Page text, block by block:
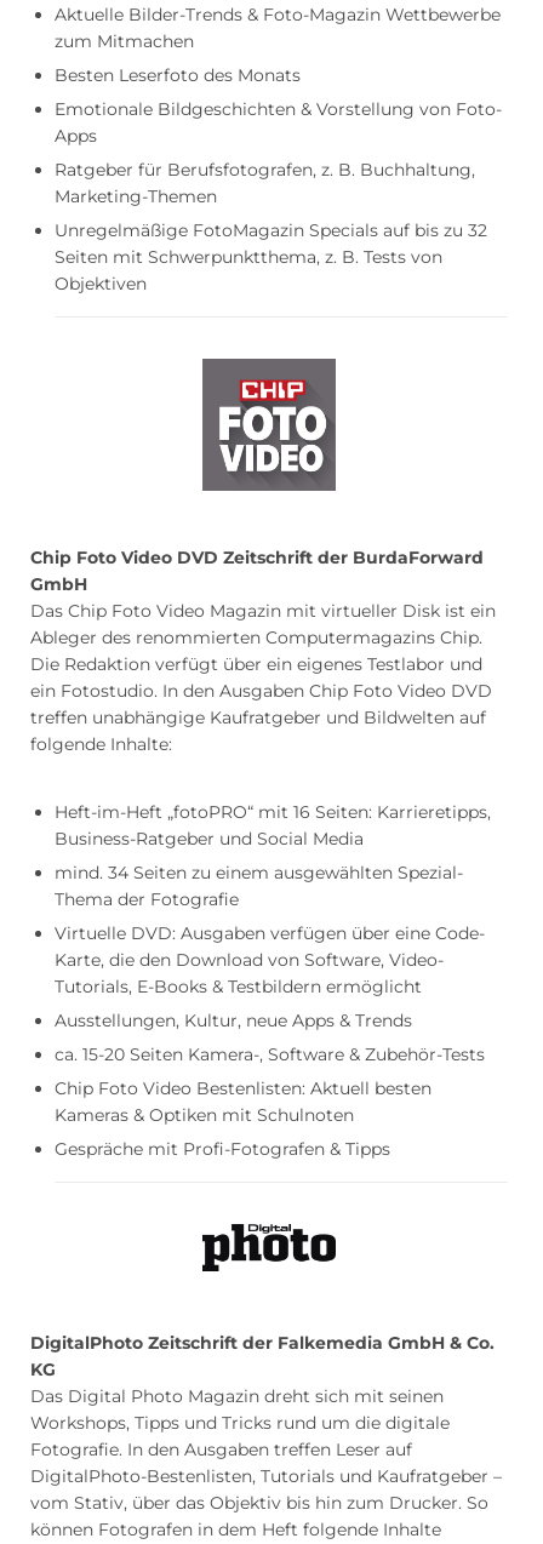
Aktuelle Bilder-Trends & Foto-Magazin Wettbewerbe
zum Mitmachen
Besten Leserfoto des Monats
Emotionale Bildgeschichten & Vorstellung von Foto-
Apps
Ratgeber für Berufsfotografen, z. B. Buchhaltung,
Marketing-Themen
Unregelmäßige FotoMagazin Specials auf bis zu 32
Seiten mit Schwerpunktthema, z. B. Tests von
Objektiven
Chip Foto Video DVD Zeitschrift der BurdaForward
GmbH
Das Chip Foto Video Magazin mit virtueller Disk ist ein
Ableger des renommierten Computermagazins Chip.
Die Redaktion verfügt über ein eigenes Testlabor und
ein Fotostudio. In den Ausgaben Chip Foto Video DVD
treffen unabhängige Kaufratgeber und Bildwelten auf
folgende Inhalte:
Heft-im-Heft „fotoPRO“ mit 16 Seiten: Karrieretipps,
Business-Ratgeber und Social Media
mind. 34 Seiten zu einem ausgewählten Spezial-
Thema der Fotografie
Virtuelle DVD: Ausgaben verfügen über eine Code-
Karte, die den Download von Software, Video-
Tutorials, E-Books & Testbildern ermöglicht
Ausstellungen, Kultur, neue Apps & Trends
ca. 15-20 Seiten Kamera-, Software & Zubehör-Tests
Chip Foto Video Bestenlisten: Aktuell besten
Kameras & Optiken mit Schulnoten
Gespräche mit Profi-Fotografen & Tipps
DigitalPhoto Zeitschrift der Falkemedia GmbH & Co.
KG
Das Digital Photo Magazin dreht sich mit seinen
Workshops, Tipps und Tricks rund um die digitale
Fotografie. In den Ausgaben treffen Leser auf
DigitalPhoto-Bestenlisten, Tutorials und Kaufratgeber –
vom Stativ, über das Objektiv bis hin zum Drucker. So
können Fotografen in dem Heft folgende Inhalte